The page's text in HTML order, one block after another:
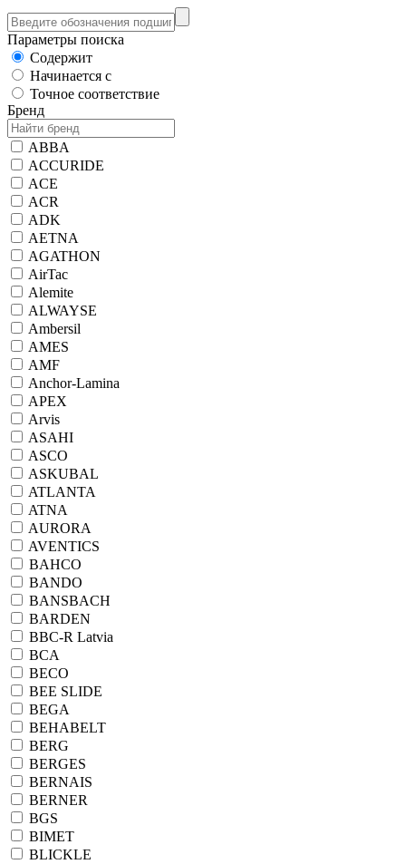
Параметры поиска
Содержит
Начинается с
Точное соответствие
Бренд
ABBA
ACCURIDE
ACE
ACR
ADK
AETNA
AGATHON
AirTac
Alemite
ALWAYSE
Ambersil
AMES
AMF
Anchor-Lamina
APEX
Arvis
ASAHI
ASCO
ASKUBAL
ATLANTA
ATNA
AURORA
AVENTICS
BAHCO
BANDO
BANSBACH
BARDEN
BBC-R Latvia
BCA
BECO
BEE SLIDE
BEGA
BEHABELT
BERG
BERGES
BERNAIS
BERNER
BGS
BIMET
BLICKLE